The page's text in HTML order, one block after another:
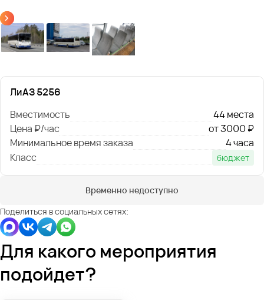
ЛиАЗ 5256
Вместимость
44 места
Цена ₽/час
от 3000 ₽
Минимальное время заказа
4 часа
Класс
бюджет
Временно недоступно
Поделиться в социальных сетях:
Для какого мероприятия
подойдет?